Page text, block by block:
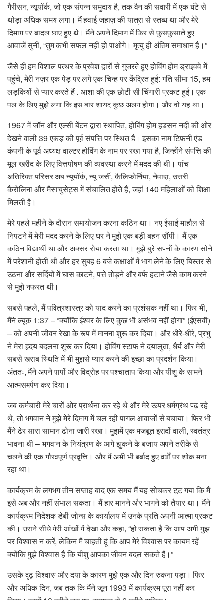
गैरीसन, न्यूयॉर्क, जो एक संपन्न समुदाय है, तक वैन की सवारी में एक घंटे से
थोड़ा अधिक समय लगा। मैं हवाई जहाज़ की यात्रा से स्तब्ध था और मेरे
दिमाग़ पर बादल छाए हुए थे। मैंने अपने दिमाग में फिर से फुसफुसाते हुए
आवाजें सुनीं, “तुम कभी सफल नहीं हो पाओगे। मृत्यु ही अंतिम समाधान है।”
जैसे ही हम विशाल पत्थर के प्रवेश द्वारों से गुजरते हुए होविंग होम ड्राइववे में
पहुंचे, मेरी नज़र एक पेड़ पर लगे एक चिन्ह पर केंद्रित हुई: गति सीमा 15, हम
लड़कियों से प्यार करते हैं. आशा की एक छोटी सी चिंगारी प्रकट हुई। एक
पल के लिए मुझे लगा कि इस बार शायद कुछ अलग होगा। और वो यह था।
1967 में जॉन और एल्सी बेंटन द्वारा स्थापित, होविंग होम हडसन नदी की ओर
देखने वाली 39 एकड़ की पूर्व संपत्ति पर स्थित है। इसका नाम टिफ़नी एंड
कंपनी के पूर्व अध्यक्ष वाल्टर होविंग के नाम पर रखा गया है, जिन्होंने संपत्ति की
मूल खरीद के लिए वित्तपोषण की व्यवस्था करने में मदद की थी। पांच
अतिरिक्त परिसर अब न्यूयॉर्क, न्यू जर्सी, कैलिफोर्निया, नेवादा, उत्तरी
कैरोलिना और मैसाचुसेट्स में संचालित होते हैं, जहां 140 महिलाओं को शिक्षा
मिलती है।
मेरे पहले महीने के दौरान समायोजन करना कठिन था। नए ईसाई माहौल से
निपटने में मेरी मदद करने के लिए घर ने मुझे एक बड़ी बहन सौंपी। मैं एक
कठिन विद्यार्थी था और अक्सर रोया करता था। मुझे बुरे सपनों के कारण सोने
में परेशानी होती थी और हर सुबह 6 बजे कक्षाओं में भाग लेने के लिए बिस्तर से
उठना और सर्दियों में घास काटने, पत्ते तोड़ने और बर्फ हटाने जैसे काम करने
से मुझे नफरत थी।
सबसे पहले, मैं पवित्रशास्त्र को याद करने का प्रशंसक नहीं था। फिर भी,
मैंने ल्यूक 1:37 – “क्योंकि ईश्वर के लिए कुछ भी असंभव नहीं होगा” (ईएसवी)
– को अपनी जीवन रेखा के रूप में मानना ​​शुरू कर दिया। और धीरे-धीरे, प्रभु
ने मेरा हृदय बदलना शुरू कर दिया। होविंग स्टाफ ने दयालुता, धैर्य और मेरी
सबसे खराब स्थिति में भी मुझसे प्यार करने की इच्छा का प्रदर्शन किया।
अंततः, मैंने अपने पापों और विद्रोह पर पश्चाताप किया और यीशु के सामने
आत्मसमर्पण कर दिया।
जब कर्मचारी मेरे चारों ओर प्रार्थना कर रहे थे और मेरे ऊपर धर्मग्रंथ पढ़ रहे
थे, तो भगवान ने मुझे मेरे दिमाग में चल रही पागल आवाजों से बचाया। फिर भी
मैंने ढेर सारा सामान ढोना जारी रखा। मुझमें एक मजबूत इरादों वाली, स्वतंत्र
भावना थी – भगवान के नियंत्रण के आगे झुकने के बजाय अपने तरीके से
चलने की एक गौरवपूर्ण प्रवृत्ति। और मैं अभी भी बर्बाद हुए वर्षों पर शोक मना
रहा था।
कार्यक्रम के लगभग तीन सप्ताह बाद एक समय मैं यह सोचकर टूट गया कि मैं
इसे अब और नहीं संभाल सकता। मैं हार मानने और भागने को तैयार था। मैंने
कार्यक्रम निदेशक डेबी जोन्स के कार्यालय में उनके प्रति अपनी आत्मा प्रकट
की। उसने सीधे मेरी आंखों में देखा और कहा, “हो सकता है कि आप अभी मुझ
पर विश्वास न करें, लेकिन मैं चाहती हूं कि आप मेरे विश्वास पर कायम रहें
क्योंकि मुझे विश्वास है कि यीशु आपका जीवन बदल सकते हैं।”
उसके दृढ़ विश्वास और दया के कारण मुझे एक और दिन रुकना पड़ा। फिर
और अधिक दिन, जब तक कि मैंने जून 1993 में कार्यक्रम पूरा नहीं कर